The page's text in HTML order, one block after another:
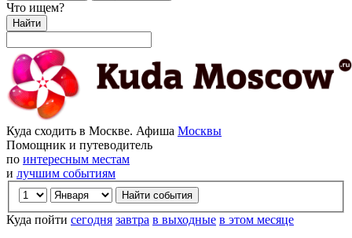
Что ищем?
Найти
Куда сходить в Москве. Афиша Москвы
Помощник и путеводитель
по интересным местам
и лучшим событиям
Куда пойти сегодня завтра в выходные в этом месяце